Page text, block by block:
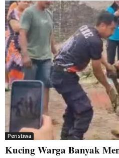
Peristiwa
Kucing Warga Banyak